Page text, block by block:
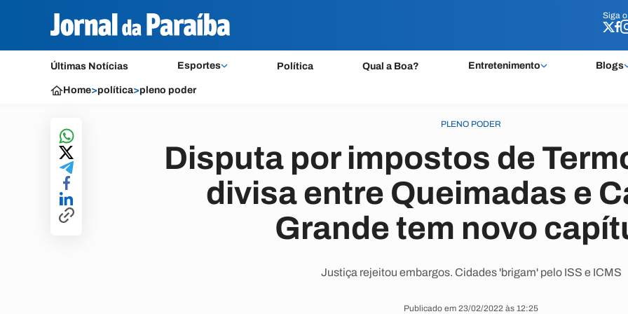
Siga o
Últimas Notícias Esportes Política Qual a Boa? Entretenimento Blogs
Siga o
Home>política>pleno poder
PLENO PODER
Disputa por impostos de
divisa entre Queimadas e
Grande tem novo
Justiça rejeitou embargos. Cidades 'brigam' pelo ISS e ICMS
Publicado em 23/02/2022 às 12:25